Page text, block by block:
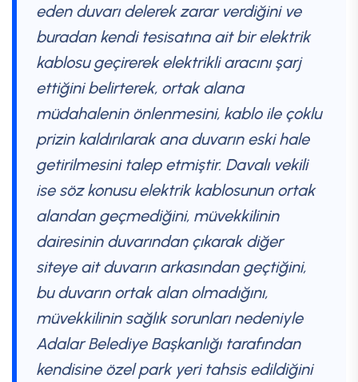
eden duvarı delerek zarar verdiğini ve
buradan kendi tesisatına ait bir elektrik
kablosu geçirerek elektrikli aracını şarj
ettiğini belirterek, ortak alana
müdahalenin önlenmesini, kablo ile çoklu
prizin kaldırılarak ana duvarın eski hale
getirilmesini talep etmiştir. Davalı vekili
ise söz konusu elektrik kablosunun ortak
alandan geçmediğini, müvekkilinin
dairesinin duvarından çıkarak diğer
siteye ait duvarın arkasından geçtiğini,
bu duvarın ortak alan olmadığını,
müvekkilinin sağlık sorunları nedeniyle
Adalar Belediye Başkanlığı tarafından
kendisine özel park yeri tahsis edildiğini